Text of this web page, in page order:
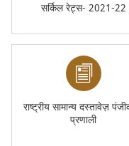
सर्किल रेट्स- 2021-22
राष्ट्रीय सामान्य दस्तावेज़
प्रणाली